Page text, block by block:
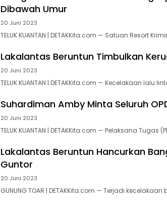
Dibawah Umur
20 Juni 2023
TELUK KUANTAN | DETAKKita.com — Satuan Resort
Lakalantas Beruntun Timbulkan
20 Juni 2023
TELUK KUANTAN | DETAKKita.com — Kecelakaan lalu
Suhardiman Amby Minta Seluruh
20 Juni 2023
TELUK KUANTAN | DETAKKita.com — Pelaksana Tugas
Lakalantas Beruntun Hancurkan
Guntor
20 Juni 2023
GUNUNG TOAR | DETAKKita.com — Terjadi kecelakaan